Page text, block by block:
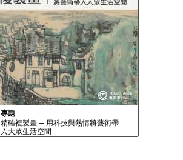
專題
精確複製畫 ─ 用科技與熱情將藝術帶
入大眾生活空間